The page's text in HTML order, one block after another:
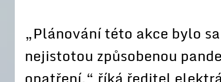
„Plánování této akce bylo
nejistotou způsobenou